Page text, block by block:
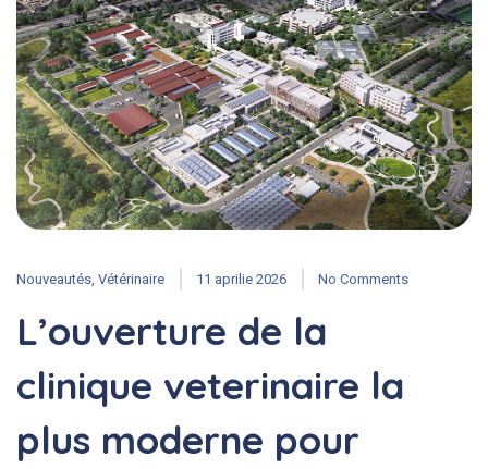
Nouveautés, Vétérinaire 11 aprilie 2026 No Comments
L’ouverture de la
clinique veterinaire la
plus moderne pour